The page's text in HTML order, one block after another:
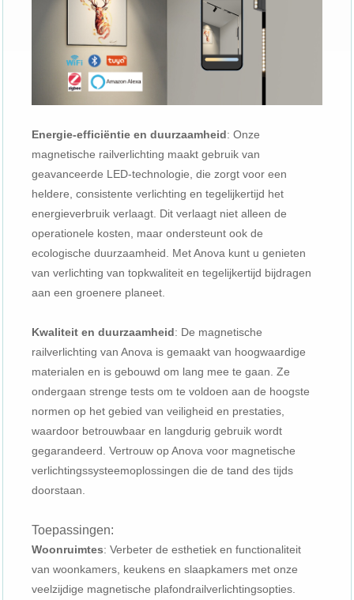
Energie-efficiëntie en duurzaamheid: Onze
magnetische railverlichting maakt gebruik van
geavanceerde LED-technologie, die zorgt voor een
heldere, consistente verlichting en tegelijkertijd het
energieverbruik verlaagt. Dit verlaagt niet alleen de
operationele kosten, maar ondersteunt ook de
ecologische duurzaamheid. Met Anova kunt u genieten
van verlichting van topkwaliteit en tegelijkertijd bijdragen
aan een groenere planeet.
Kwaliteit en duurzaamheid: De magnetische
railverlichting van Anova is gemaakt van hoogwaardige
materialen en is gebouwd om lang mee te gaan. Ze
ondergaan strenge tests om te voldoen aan de hoogste
normen op het gebied van veiligheid en prestaties,
waardoor betrouwbaar en langdurig gebruik wordt
gegarandeerd. Vertrouw op Anova voor magnetische
verlichtingssysteemoplossingen die de tand des tijds
doorstaan.
Toepassingen:
Woonruimtes: Verbeter de esthetiek en functionaliteit
van woonkamers, keukens en slaapkamers met onze
veelzijdige magnetische plafondrailverlichtingsopties.